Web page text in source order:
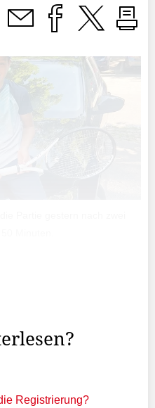
Registrierung?